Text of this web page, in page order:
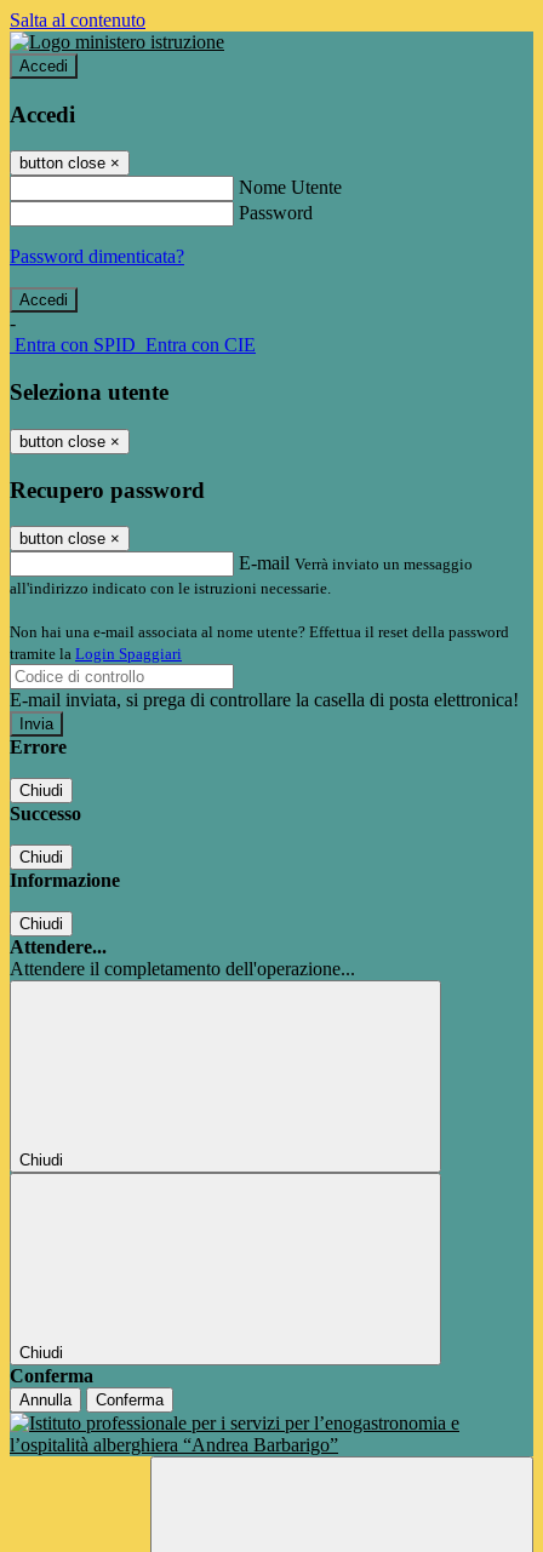
Salta al contenuto
Accedi
Accedi
button close ×
Nome Utente
Password
Password dimenticata?
-
Entra con SPID Entra con CIE
Seleziona utente
button close ×
Recupero password
button close ×
E-mail Verrà inviato un messaggio
all'indirizzo indicato con le istruzioni necessarie.
Non hai una e-mail associata al nome utente? Effettua il reset della password
tramite la Login Spaggiari
E-mail inviata, si prega di controllare la casella di posta elettronica!
Errore
Chiudi
Successo
Chiudi
Informazione
Chiudi
Attendere...
Attendere il completamento dell'operazione...
Chiudi
Chiudi
Conferma
Annulla Conferma